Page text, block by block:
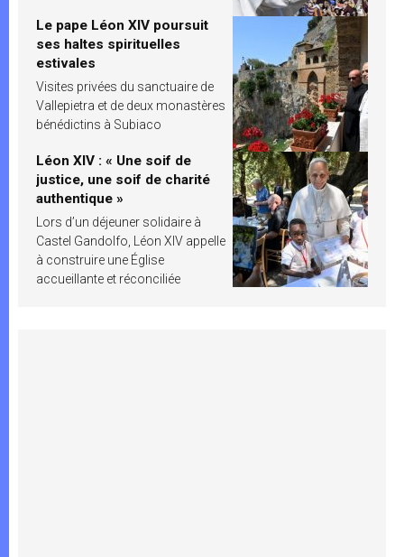
Le pape Léon XIV poursuit
ses haltes spirituelles
estivales
Visites privées du sanctuaire de
Vallepietra et de deux monastères
bénédictins à Subiaco
Léon XIV : « Une soif de
justice, une soif de charité
authentique »
Lors d’un déjeuner solidaire à
Castel Gandolfo, Léon XIV appelle
à construire une Église
accueillante et réconciliée